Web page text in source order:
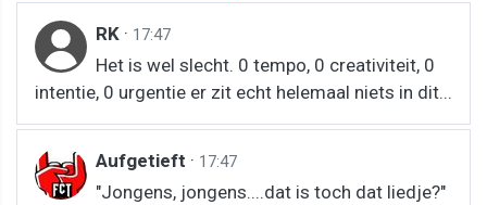
RK · 17:47
Het is wel slecht. 0 tempo, 0 creativiteit, 0
intentie, 0 urgentie er zit echt helemaal niets in dit...
Aufgetieft · 17:47
"Jongens, jongens....dat is toch dat liedje?"